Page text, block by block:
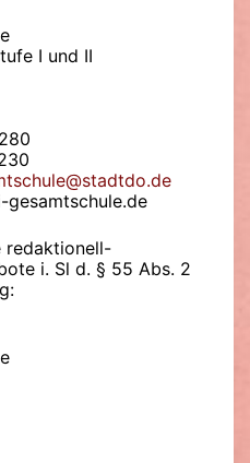
I und II
gesamtschule.de
redaktionell-
i. Sl d. § 55 Abs. 2